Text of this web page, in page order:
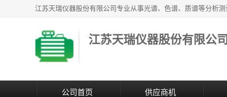
江苏天瑞仪器股份有限公司
公司首页 供应商机